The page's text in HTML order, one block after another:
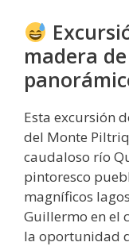
madera
Esta excursión
del Monte
caudaloso río
pintoresco
magníficos
Guillermo en el
la oportunidad